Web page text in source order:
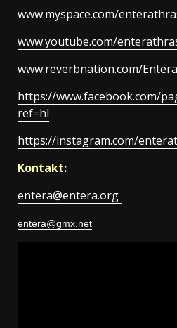
www.myspace.com/
www.youtube.com/
www.reverbnation.com/Entera
https://www.facebook.com/
ref=hl
https://instagram.com/
Kontakt:
entera@entera.org
entera@gmx.net